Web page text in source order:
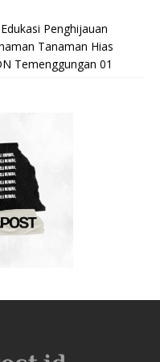
Penghijauan
Tanaman Hias
Temenggungan 01